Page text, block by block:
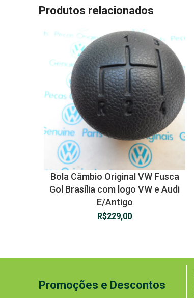
Produtos relacionados
Bola Câmbio Original VW Fusca
Gol Brasília com logo VW e Audi
E/Antigo
R$229,00
Promoções e Descontos